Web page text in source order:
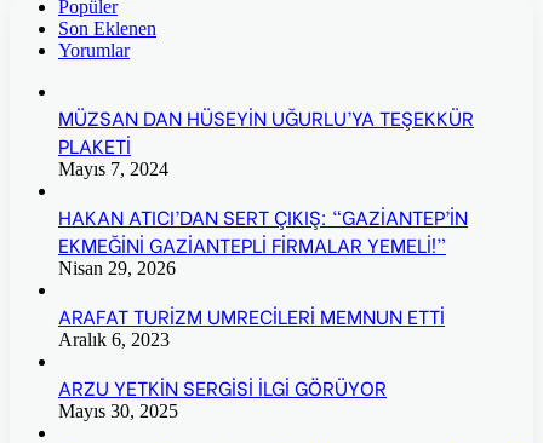
Popüler
Son Eklenen
Yorumlar
MÜZSAN DAN HÜSEYİN UĞURLU’YA TEŞEKKÜR
PLAKETİ
Mayıs 7, 2024
HAKAN ATICI’DAN SERT ÇIKIŞ: “GAZİANTEP’İN
EKMEĞİNİ GAZİANTEPLİ FİRMALAR YEMELİ!”
Nisan 29, 2026
ARAFAT TURİZM UMRECİLERİ MEMNUN ETTİ
Aralık 6, 2023
ARZU YETKİN SERGİSİ İLGİ GÖRÜYOR
Mayıs 30, 2025